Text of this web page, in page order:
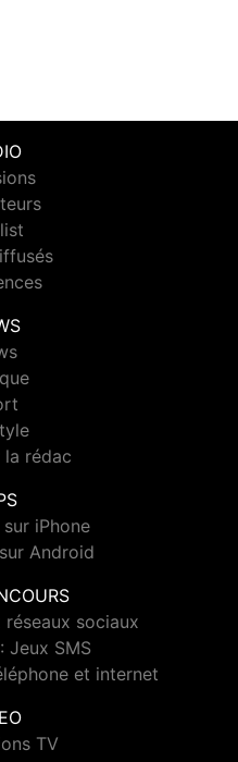
rédac
iPhone
Android
réseaux sociaux
Jeux SMS
et internet
TV